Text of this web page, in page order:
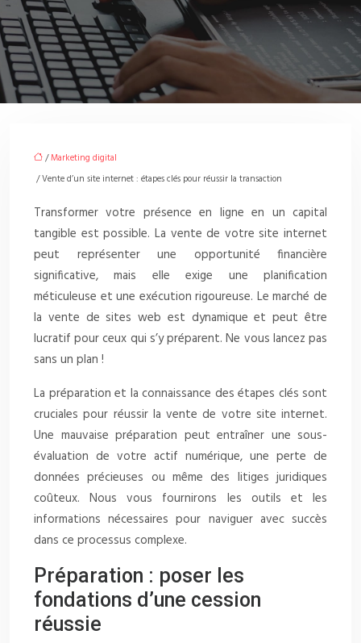
/Marketing digital
/ Vente d’un site internet : étapes clés pour réussir la transaction
Transformer votre présence en ligne en un capital
tangible est possible. La vente de votre site internet
peut représenter une opportunité financière
significative, mais elle exige une planification
méticuleuse et une exécution rigoureuse. Le marché de
la vente de sites web est dynamique et peut être
lucratif pour ceux qui s’y préparent. Ne vous lancez pas
sans un plan !
La préparation et la connaissance des étapes clés sont
cruciales pour réussir la vente de votre site internet.
Une mauvaise préparation peut entraîner une sous-
évaluation de votre actif numérique, une perte de
données précieuses ou même des litiges juridiques
coûteux. Nous vous fournirons les outils et les
informations nécessaires pour naviguer avec succès
dans ce processus complexe.
Préparation : poser les
fondations d’une cession
réussie